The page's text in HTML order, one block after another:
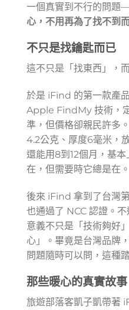
一個真實到不行的問
心，不用再為了找不到
不只是找鑰匙而已
這不只是「找東西」，
於是 iFind 的第一款產
Apple FindMy 技術，
準，但價格卻親民許多
4.2公克、厚度6毫米，
還能用8到12個月，基
在，但需要時它總是在。
後來 iFind 拿到了台灣
也通過了 NCC 認證。
意義不只是「技術夠好
心」。畢竟是台灣品牌
問題隨時可以問，這種
那些暖心的真實故事
旅遊部落客凱子凱帶著